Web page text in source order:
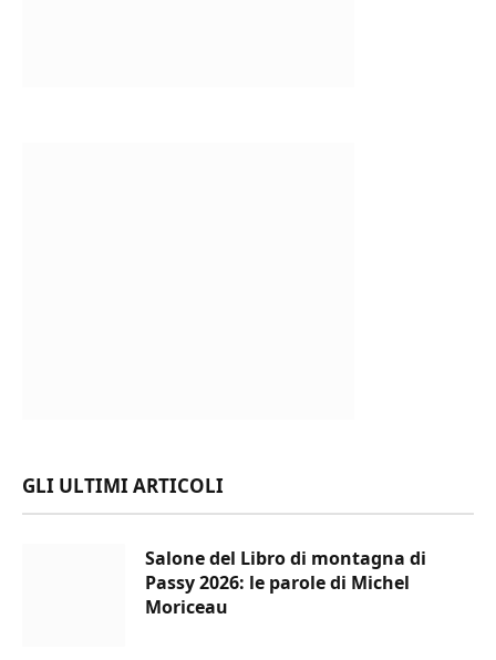
GLI ULTIMI ARTICOLI
Salone del Libro di montagna di
Passy 2026: le parole di Michel
Moriceau